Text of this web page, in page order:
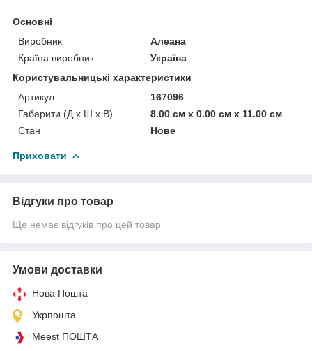
Основні
Виробник
Алеана
Країна виробник
Україна
Користувальницькі характеристики
Артикул
167096
Габарити (Д x Ш x В)
8.00 см х 0.00 см х 11.00 см
Стан
Нове
Приховати
Відгуки про товар
Ще немає відгуків про цей товар
Умови доставки
Нова Пошта
Укрпошта
Meest ПОШТА